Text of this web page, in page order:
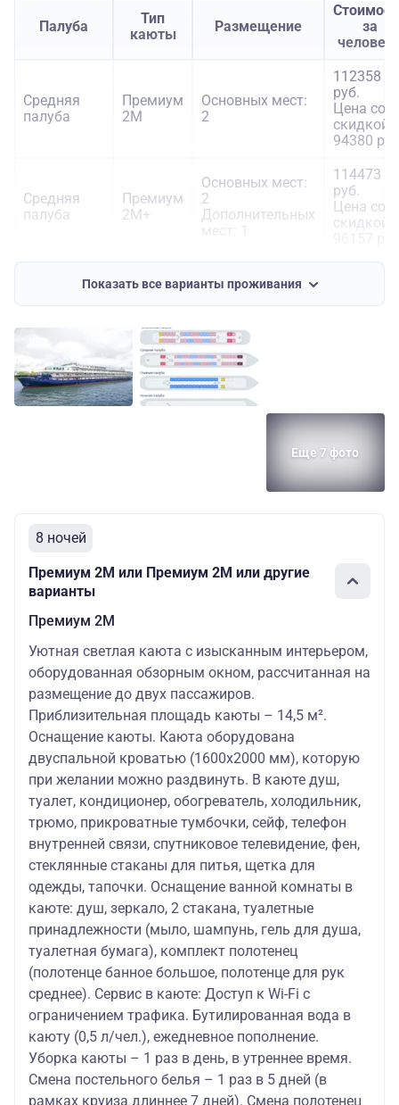
Палуба
Тип
каюты
Размещение
за
Средняя
палуба
Премиум
2М
Основных мест:
2
112358
руб.
Цена со
скидкой:
94380
Средняя
палуба
Премиум
2М+
Основных мест:
2
Дополнительных
мест: 1
114473
руб.
Цена со
скидкой:
Премиум
Основных мест:
Шлюпочная
Премиум
Основных мест:
2
Дополнительных
скидкой:
100359
руб.
Показать все варианты проживания
Еще 7 фото
8 ночей
Премиум 2М или Премиум 2М или другие
варианты
Премиум 2М
Уютная светлая каюта с изысканным интерьером,
оборудованная обзорным окном, рассчитанная на
размещение до двух пассажиров.
Приблизительная площадь каюты – 14,5 м².
Оснащение каюты. Каюта оборудована
двуспальной кроватью (1600х2000 мм), которую
при желании можно раздвинуть. В каюте душ,
туалет, кондиционер, обогреватель, холодильник,
трюмо, прикроватные тумбочки, сейф, телефон
внутренней связи, спутниковое телевидение, фен,
стеклянные стаканы для питья, щетка для
одежды, тапочки. Оснащение ванной комнаты в
каюте: душ, зеркало, 2 стакана, туалетные
принадлежности (мыло, шампунь, гель для душа,
туалетная бумага), комплект полотенец
(полотенце банное большое, полотенце для рук
среднее). Сервис в каюте: Доступ к Wi-Fi с
ограничением трафика. Бутилированная вода в
каюту (0,5 л/чел.), ежедневное пополнение.
Уборка каюты – 1 раз в день, в утреннее время.
Смена постельного белья – 1 раз в 5 дней (в
рамках круиза длиннее 7 дней). Смена полотенец